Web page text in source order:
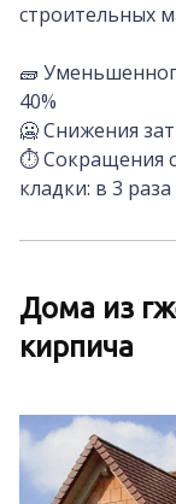
строительных
🧱
40%
🥶 Снижения
⏱️ Сокращения
кладки: в 3
Дома из
кирпича